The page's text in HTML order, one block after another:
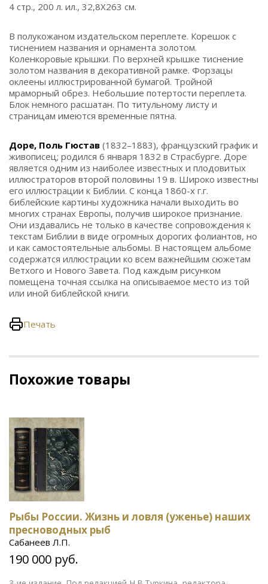
4 стр., 200 л. ил., 32,8Х263 см.
В полукожаном издательском переплете. Корешок с
тиснением названия и орнамента золотом.
Коленкоровые крышки. По верхней крышке тиснение
золотом названия в декоративной рамке. Форзацы
оклеены иллюстрированной бумагой. Тройной
мраморный обрез. Небольшие потертости переплета.
Блок немного расшатан. По титульному листу и
страницам имеются временные пятна.
Доре, Поль Гюстав (1832–1883), французский график и
живописец; родился 6 января 1832 в Страсбурге. Доре
является одним из наиболее известных и плодовитых
иллюстраторов второй половины 19 в. Широко известны
его иллюстрации к Библии. С конца 1860-х г.г.
библейские картины художника начали выходить во
многих странах Европы, получив широкое признание.
Они издавались не только в качестве сопровождения к
текстам Библии в виде огромных дорогих фолиантов, но
и как самостоятельные альбомы. В настоящем альбоме
содержатся иллюстрации ко всем важнейшим сюжетам
Ветхого и Нового Завета. Под каждым рисунком
помещена точная ссылка на описываемое место из той
или иной библейской книги.
Печать
Похожие товары
Рыбы России. Жизнь и ловля (уженье) наших
пресноводных рыб
Сабанеев Л.П.
190 000 руб.